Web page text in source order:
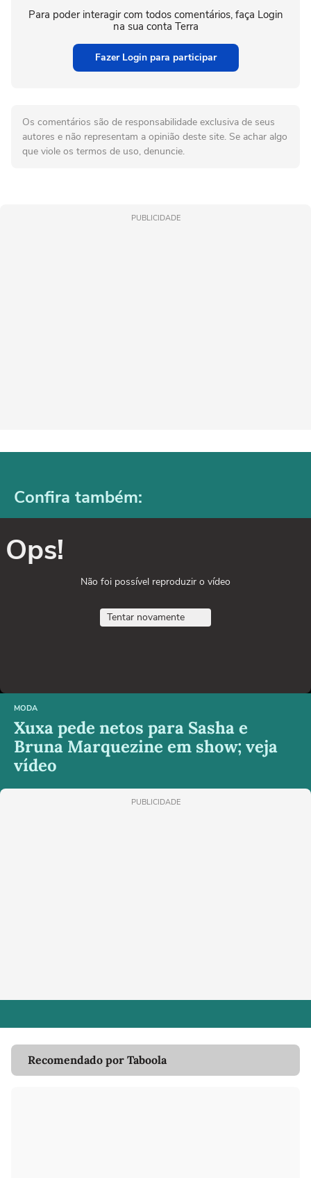
Para poder interagir com todos comentários, faça Login
na sua conta Terra
Fazer Login para participar
Os comentários são de responsabilidade exclusiva de seus
autores e não representam a opinião deste site. Se achar algo
que viole os termos de uso, denuncie.
PUBLICIDADE
Confira também:
Ops!
Não foi possível reproduzir o vídeo
Tentar novamente
MODA
Xuxa pede netos para Sasha e
Bruna Marquezine em show; veja
vídeo
PUBLICIDADE
Recomendado por Taboola